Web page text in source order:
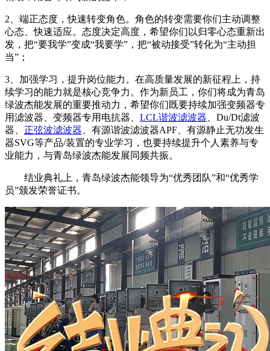
2、端正态度，快速转变角色。角色的转变需要你们主动调整
心态、快速适应。‌态度决定高度‌，希望你们以归零心态重新出
发，把“要我学”变成“我要学”，把“被动接受”转化为“主动担
当”；
3、加强学习，提升岗位能力。在高质量发展的新征程上，持
续‌学习的能力就是核心竞争力‌。作为新员工，你们将成为青岛
绿波杰能发展的重要推动力，希望你们既要持续加强变频器专
用滤波器、变频器专用电抗器、 LCL谐波滤波器 、Du/Dt滤波
器、 正弦波滤波器 、有源谐波滤波器APF、有源静止无功发生
器SVG等产品/装置的专业学习，也要持续提升个人素养与专
业能力，与青岛绿波杰能发展同频共振。
结业典礼上，青岛绿波杰能领导为“优秀团队”和“优秀学
员”颁发荣誉证书。